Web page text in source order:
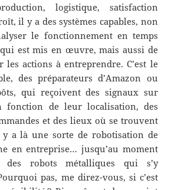
logistique, satisfaction
il y a des systèmes capables, non
le fonctionnement en temps
est mis en œuvre, mais aussi de
actions à entreprendre. C’est le
des préparateurs d’Amazon ou
qui reçoivent des signaux sur
fonction de leur localisation, des
et des lieux où se trouvent
a là une sorte de robotisation de
en entreprise… jusqu’au moment
robots métalliques qui s’y
pas, me direz-vous, si c’est